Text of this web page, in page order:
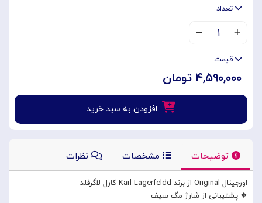
تعداد
۱
قیمت
۴,۵۹۰,۰۰۰ تومان
افزودن به سبد خرید
توضیحات مشخصات نظرات
اورجینال Original از برند Karl Lagerfeldd کارل لاگرفلد
❖ پشتیبانی از شارژ مگ سیف